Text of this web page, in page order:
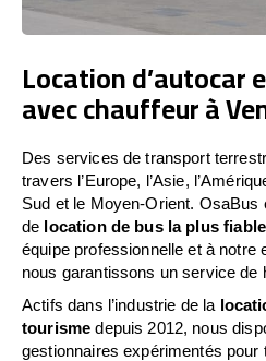
Location d’autocar
avec chauffeur à
Des services de transport
travers l’Europe, l’Asie,
Sud et le Moyen-Orient.
de location de bus la plus
équipe professionnelle et à notre
nous garantissons un service de
Actifs dans l’industrie de la
tourisme depuis 2012, nous
gestionnaires expérimentés